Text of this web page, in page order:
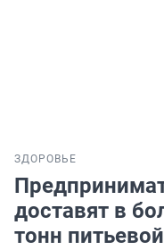
ЗДОРОВЬЕ
доставят в
тонн